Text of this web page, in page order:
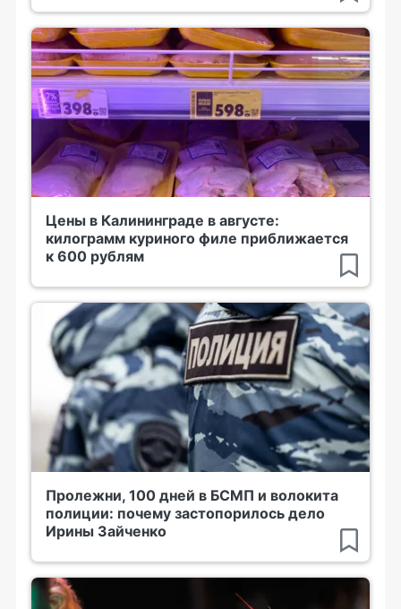
Цены в Калининграде в августе:
килограмм куриного филе приближается
к 600 рублям
Пролежни, 100 дней в БСМП и волокита
полиции: почему застопорилось дело
Ирины Зайченко